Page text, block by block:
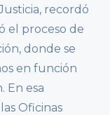
recordó
el proceso de
donde se
en función
En esa
Oficinas